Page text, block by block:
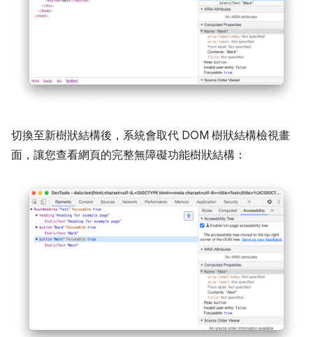
切換至新樹狀結構後，系統會取代 DOM 樹狀結構檢視畫
面，讓您查看網頁的完整無障礙功能樹狀結構：